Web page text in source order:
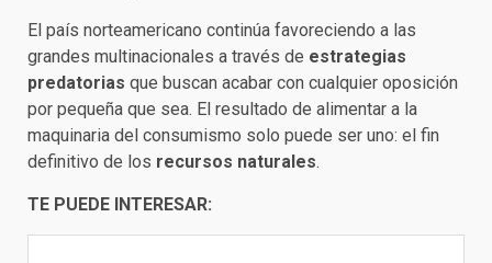
El país norteamericano continúa favoreciendo a las
grandes multinacionales a través de estrategias
predatorias que buscan acabar con cualquier oposición
por pequeña que sea. El resultado de alimentar a la
maquinaria del consumismo solo puede ser uno: el fin
definitivo de los recursos naturales.
TE PUEDE INTERESAR: